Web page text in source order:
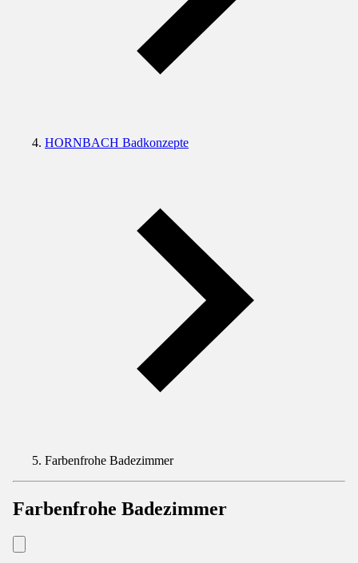
HORNBACH Badkonzepte
Farbenfrohe Badezimmer
Farbenfrohe Badezimmer